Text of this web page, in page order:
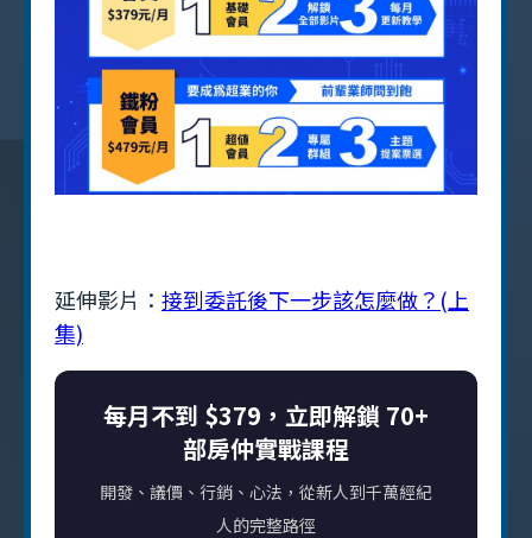
延伸影片： 接到委託後下一步該怎麼做？(上
集)
每月不到 $379，立即解鎖 70+
部房仲實戰課程
開發、議價、行銷、心法，從新人到千萬經紀
人的完整路徑